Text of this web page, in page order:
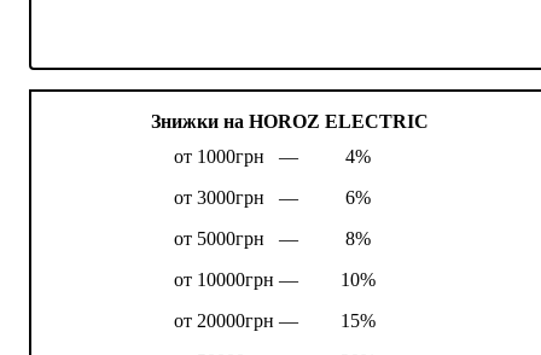
Знижки на HOROZ ELECTRIC
от 1000грн —
4%
от 3000грн —
6%
от 5000грн —
8%
от 10000грн —
10%
от 20000грн —
15%